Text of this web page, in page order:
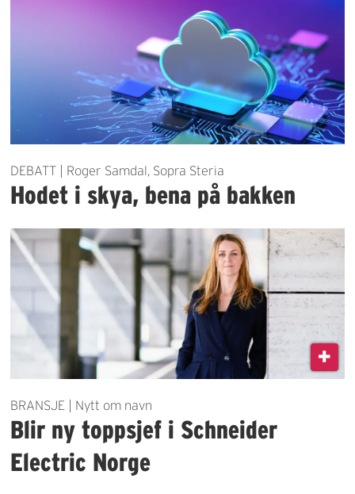
DEBATT | Roger Samdal, Sopra Steria
Hodet i skya, bena på bakken
BRANSJE | Nytt om navn
Blir ny toppsjef i Schneider
Electric Norge